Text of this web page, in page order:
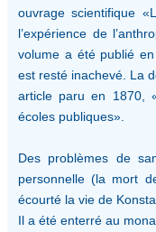
ouvrage scientifique
l’expérience de
volume a été publié
est resté inachevé. La
article paru en 1870,
écoles publiques».
Des problèmes de
personnelle (la mort
écourté la vie de
Il a été enterré au